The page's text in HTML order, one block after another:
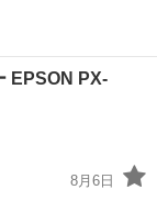
EPSON PX-
8月6日